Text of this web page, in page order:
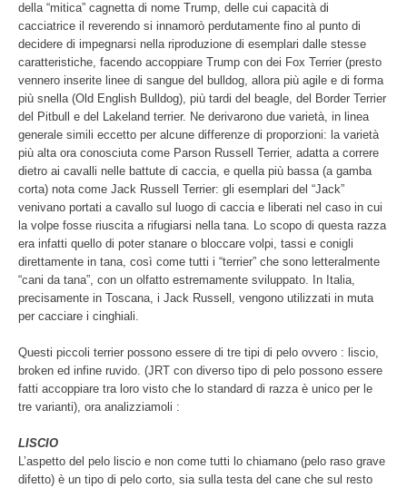
della “mitica” cagnetta di nome Trump, delle cui capacità di
cacciatrice il reverendo si innamorò perdutamente fino al punto di
decidere di impegnarsi nella riproduzione di esemplari dalle stesse
caratteristiche, facendo accoppiare Trump con dei Fox Terrier (presto
vennero inserite linee di sangue del bulldog, allora più agile e di forma
più snella (Old English Bulldog), più tardi del beagle, del Border Terrier
del Pitbull e del Lakeland terrier. Ne derivarono due varietà, in linea
generale simili eccetto per alcune differenze di proporzioni: la varietà
più alta ora conosciuta come Parson Russell Terrier, adatta a correre
dietro ai cavalli nelle battute di caccia, e quella più bassa (a gamba
corta) nota come Jack Russell Terrier: gli esemplari del “Jack”
venivano portati a cavallo sul luogo di caccia e liberati nel caso in cui
la volpe fosse riuscita a rifugiarsi nella tana. Lo scopo di questa razza
era infatti quello di poter stanare o bloccare volpi, tassi e conigli
direttamente in tana, così come tutti i “terrier” che sono letteralmente
“cani da tana”, con un olfatto estremamente sviluppato. In Italia,
precisamente in Toscana, i Jack Russell, vengono utilizzati in muta
per cacciare i cinghiali.
Questi piccoli terrier possono essere di tre tipi di pelo ovvero : liscio,
broken ed infine ruvido. (JRT con diverso tipo di pelo possono essere
fatti accoppiare tra loro visto che lo standard di razza è unico per le
tre varianti), ora analizziamoli :
LISCIO
L’aspetto del pelo liscio e non come tutti lo chiamano (pelo raso grave
difetto) è un tipo di pelo corto, sia sulla testa del cane che sul resto